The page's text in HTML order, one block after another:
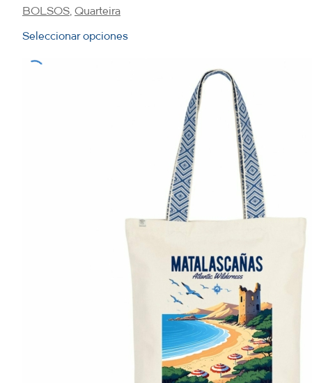
BOLSOS, Quarteira
Seleccionar opciones